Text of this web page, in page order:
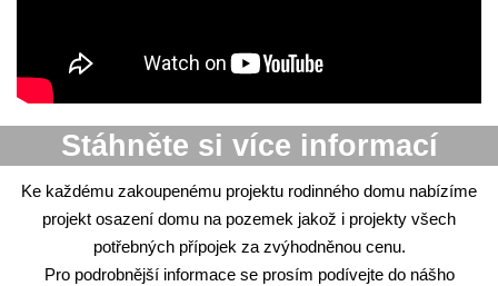
Stáhněte si více informací
Ke každému zakoupenému projektu rodinného domu nabízíme
projekt osazení domu na pozemek jakož i projekty všech
potřebných přípojek za zvýhodněnou cenu.
Pro podrobnější informace se prosím podívejte do nášho